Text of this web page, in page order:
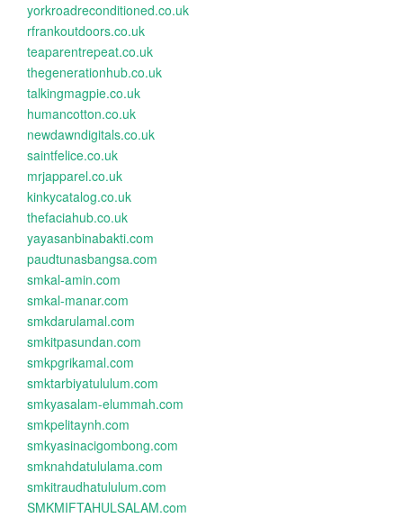
yorkroadreconditioned.co.uk
rfrankoutdoors.co.uk
teaparentrepeat.co.uk
thegenerationhub.co.uk
talkingmagpie.co.uk
humancotton.co.uk
newdawndigitals.co.uk
saintfelice.co.uk
mrjapparel.co.uk
kinkycatalog.co.uk
thefaciahub.co.uk
yayasanbinabakti.com
paudtunasbangsa.com
smkal-amin.com
smkal-manar.com
smkdarulamal.com
smkitpasundan.com
smkpgrikamal.com
smktarbiyatululum.com
smkyasalam-elummah.com
smkpelitaynh.com
smkyasinacigombong.com
smknahdatululama.com
smkitraudhatululum.com
SMKMIFTAHULSALAM.com